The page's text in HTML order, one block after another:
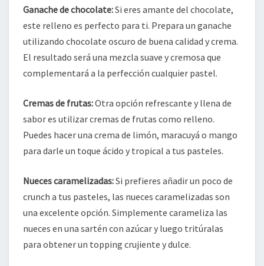
Ganache de chocolate:Si eres amante del chocolate,
este relleno es perfecto para ti. Prepara un ganache
utilizando chocolate oscuro de buena calidad y crema.
El resultado será una mezcla suave y cremosa que
complementará a la perfección cualquier pastel.
Cremas de frutas:Otra opción refrescante y llena de
sabor es utilizar cremas de frutas como relleno.
Puedes hacer una crema de limón, maracuyá o mango
para darle un toque ácido y tropical a tus pasteles.
Nueces caramelizadas:Si prefieres añadir un poco de
crunch a tus pasteles, las nueces caramelizadas son
una excelente opción. Simplemente carameliza las
nueces en una sartén con azúcar y luego tritúralas
para obtener un topping crujiente y dulce.